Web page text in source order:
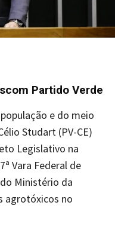
Partido Verde
e do meio
Studart (PV-CE)
Legislativo na
Vara Federal de
Ministério da
agrotóxicos no